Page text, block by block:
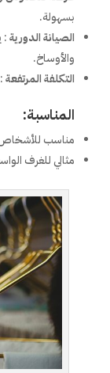
بسهولة.
الصيانة الدورية:
والأوساخ.
التكلفة المرتفعة
المناسبة:
مناسب للأشخاص
مثالي للغرف